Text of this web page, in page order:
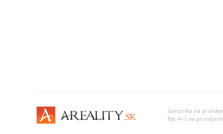
Garsonka na
Byt 4+1 na